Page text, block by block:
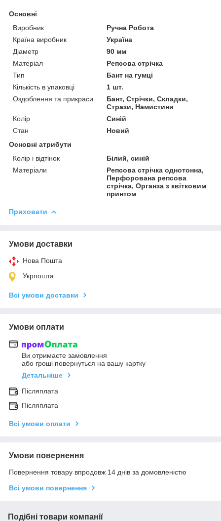
Основні
Виробник
Ручна Робота
Країна виробник
Україна
Діаметр
90 мм
Матеріал
Репсова стрічка
Тип
Бант на гумці
Кількість в упаковці
1 шт.
Оздоблення та прикраси
Бант, Стрічки, Складки,
Стрази, Намистини
Колір
Синій
Стан
Новий
Основні атрибути
Колір і відтінок
Білий, синій
Матеріали
Репсова стрічка однотонна,
Перфорована репсова
стрічка, Органза з квітковим
принтом
Приховати
Умови доставки
Нова Пошта
Укрпошта
Всі умови доставки
Умови оплати
Ви отримаєте замовлення
або гроші повернуться на вашу картку
Детальніше
Післяплата
Післяплата
Всі умови оплати
Умови повернення
Повернення товару впродовж 14 днів за домовленістю
Всі умови повернення
Подібні товари компанії